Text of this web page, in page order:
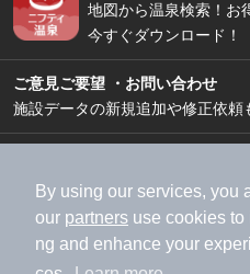
By using our services, you
our partners use cookies
ng and enhance your
地図から温泉検索！お
今すぐダウンロード！
ご意見ご要望 ・お問い合わせ
施設データの新規追加や修正依頼
加盟店募集（資料請求
利用規約
ライフスタ
特定商取引法に基づく